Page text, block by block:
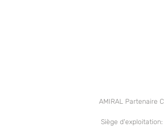
AMIRAL Partenaire
Siège